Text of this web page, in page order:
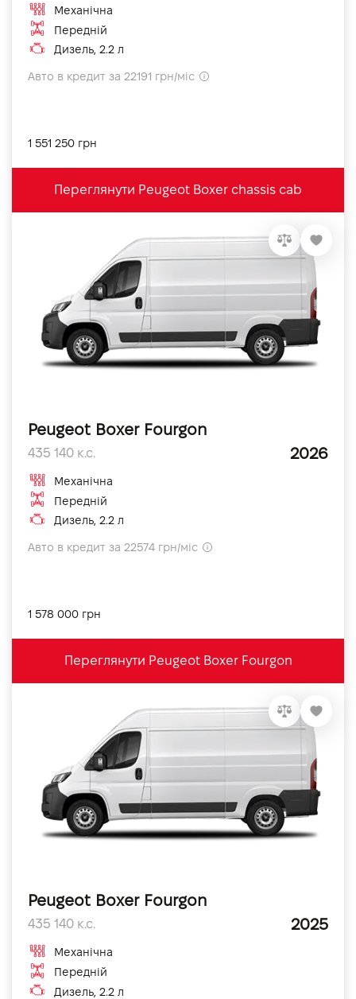
Механічна
Передній
Дизель, 2.2 л
Авто в кредит за 22191 грн/міс
1 551 250 грн
Переглянути Peugeot Boxer chassis cab
Peugeot Boxer Fourgon
435 140 к.с. 2026
Механічна
Передній
Дизель, 2.2 л
Авто в кредит за 22574 грн/міс
1 578 000 грн
Переглянути Peugeot Boxer Fourgon
Peugeot Boxer Fourgon
435 140 к.с. 2025
Механічна
Передній
Дизель, 2.2 л